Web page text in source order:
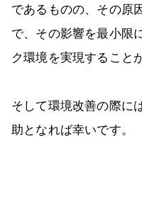
であるものの、その原
で、その影響を最小限
ク環境を実現すること
そして環境改善の際に
助となれば幸いです。